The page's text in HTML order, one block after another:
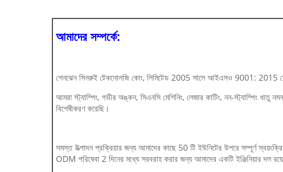
আমাদের সম্পর্কে:
শেনঝেন সিনরুই টেকনোলজি কোং, লিমিটেড 2005 সালে আইএসও 9001: 2015
আমরা স্ট্যাম্পিং, গভীর অঙ্কন, সিএনসি মেশিনিং, লেজার কাটিং, নন-স্ট্যাম্পিং ধাতু
বিশেষীকরণ করেছি।
সমস্ত উত্পাদন প্রক্রিয়ার জন্য আমাদের কাছে 50 টি ইউনিটের উপরে সম্পূর্ণ
ODM পরিষেবা 2 দিনের মধ্যে সরবরাহ করার জন্য আমাদের একটি ইঞ্জিনিয়ার দল